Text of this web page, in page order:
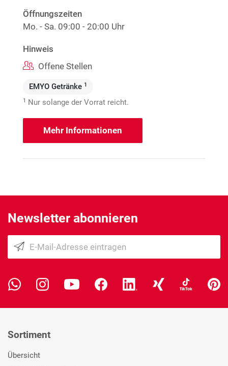
Öffnungszeiten
Mo. - Sa. 09:00 - 20:00 Uhr
Hinweis
Offene Stellen
EMYO Getränke 1
1 Nur solange der Vorrat reicht.
Mehr Informationen
Newsletter abonnieren
Sortiment
Übersicht